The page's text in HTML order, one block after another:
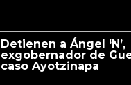
Detienen a Ángel ‘N’,
exgobernador de
caso Ayotzinapa